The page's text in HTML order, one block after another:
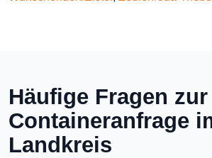
Häufige Fragen zur
Containeranfrage
Landkreis